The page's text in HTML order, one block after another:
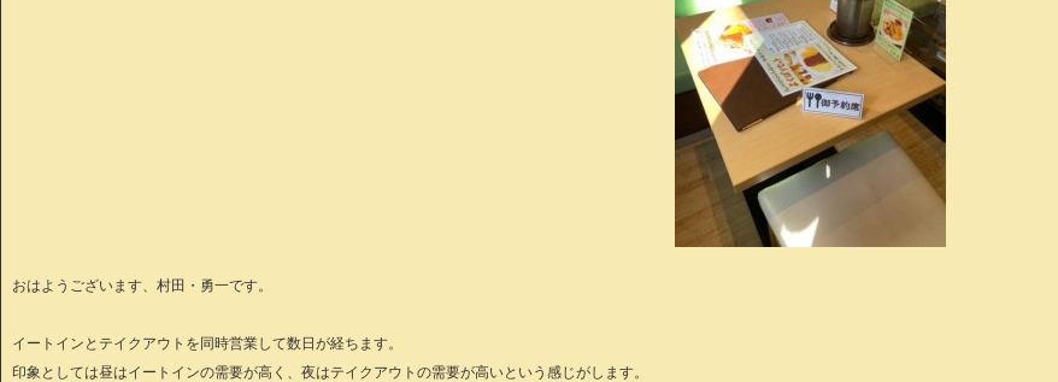
おはようございます、村田・勇一です。
イートインとテイクアウトを同時営業して数日が経ちます。
印象としては昼はイートインの需要が高く、夜はテイクアウトの需要が高いという感じがします。